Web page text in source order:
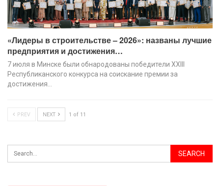
«Лидеры в строительстве – 2026»: названы лучшие
предприятия и достижения…
7 июля в Минске были обнародованы победители XХIII
Республиканского конкурса на соискание премии за
достижения…
PREV NEXT 1 of 11